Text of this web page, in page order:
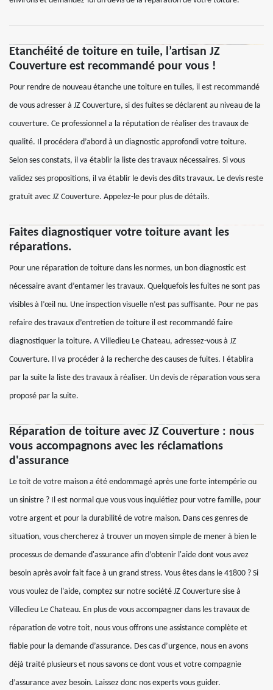
Etanchéité de toiture en tuile, l’artisan JZ
Couverture est recommandé pour vous !
Pour rendre de nouveau étanche une toiture en tuiles, il est recommandé
de vous adresser à JZ Couverture, si des fuites se déclarent au niveau de la
couverture. Ce professionnel a la réputation de réaliser des travaux de
qualité. Il procédera d’abord à un diagnostic approfondi votre toiture.
Selon ses constats, il va établir la liste des travaux nécessaires. Si vous
validez ses propositions, il va établir le devis des dits travaux. Le devis reste
gratuit avec JZ Couverture. Appelez-le pour plus de détails.
Faites diagnostiquer votre toiture avant les
réparations.
Pour une réparation de toiture dans les normes, un bon diagnostic est
nécessaire avant d’entamer les travaux. Quelquefois les fuites ne sont pas
visibles à l’œil nu. Une inspection visuelle n’est pas suffisante. Pour ne pas
refaire des travaux d’entretien de toiture il est recommandé faire
diagnostiquer la toiture. A Villedieu Le Chateau, adressez-vous à JZ
Couverture. Il va procéder à la recherche des causes de fuites. I établira
par la suite la liste des travaux à réaliser. Un devis de réparation vous sera
proposé par la suite.
Réparation de toiture avec JZ Couverture : nous
vous accompagnons avec les réclamations
d'assurance
Le toit de votre maison a été endommagé après une forte intempérie ou
un sinistre ? Il est normal que vous vous inquiétiez pour votre famille, pour
votre argent et pour la durabilité de votre maison. Dans ces genres de
situation, vous chercherez à trouver un moyen simple de mener à bien le
processus de demande d'assurance afin d’obtenir l'aide dont vous avez
besoin après avoir fait face à un grand stress. Vous êtes dans le 41800 ? Si
vous voulez de l’aide, comptez sur notre société JZ Couverture sise à
Villedieu Le Chateau. En plus de vous accompagner dans les travaux de
réparation de votre toit, nous vous offrons une assistance complète et
fiable pour la demande d’assurance. Des cas d’urgence, nous en avons
déjà traité plusieurs et nous savons ce dont vous et votre compagnie
d’assurance avez besoin. Laissez donc nos experts vous guider.